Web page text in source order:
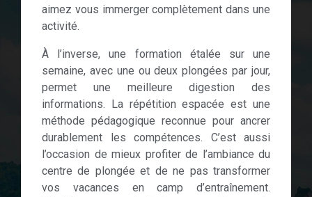
aimez vous immerger complètement dans une
activité.
À l’inverse, une formation étalée sur une
semaine, avec une ou deux plongées par jour,
permet une meilleure digestion des
informations. La répétition espacée est une
méthode pédagogique reconnue pour ancrer
durablement les compétences. C’est aussi
l’occasion de mieux profiter de l’ambiance du
centre de plongée et de ne pas transformer
vos vacances en camp d’entraînement.